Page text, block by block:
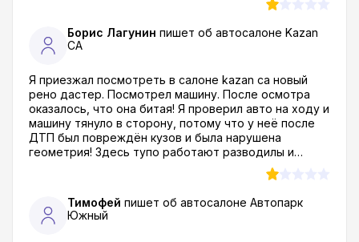
четыре!!! Дело в том ,что в момент покупки мне
показывали копию, а оригинал абсолютно отличался.
Это УЖАС!!!
Борис Лагунин пишет об автосалоне Kazan
CA
Я приезжал посмотреть в салоне kazan ca новый
рено дастер. Посмотрел машину. После осмотра
оказалось, что она битая! Я проверил авто на ходу и
машину тянуло в сторону, потому что у неё после
ДТП был повреждён кузов и была нарушена
геометрия! Здесь тупо работают разводилы и
кидалы! Как можно вообще продавать такой тотал?!
Я был просто в шоке! даже в ах*е, если быть совсем
откровенным...
Тимофей пишет об автосалоне Автопарк
Южный